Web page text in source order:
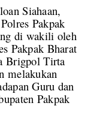
Siahaan,
Pakpak
di wakili oleh
Pakpak Bharat
Brigpol Tirta
melakukan
Guru dan
Pakpak